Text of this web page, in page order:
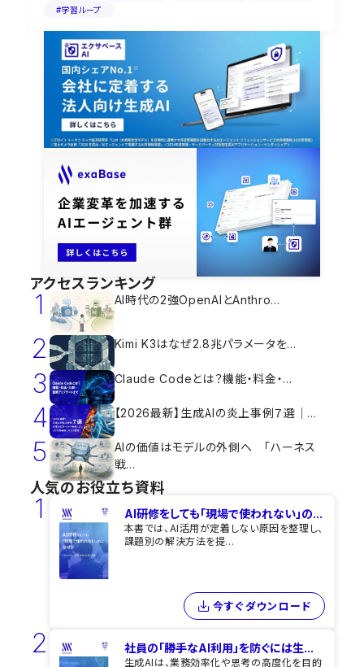
#学習ループ
アクセスランキング
1 AI時代の2強OpenAIとAnthro...
2 Kimi K3はなぜ2.8兆パラメータを...
3 Claude Codeとは？機能・料金・...
4 【2026最新】生成AIの炎上事例７選｜...
5
AIの価値はモデルの外側へ 「ハーネス
戦...
人気のお役立ち資料
1 AI研修をしても​「現場で使われない」の...
本書では、AI活用が定着しない原因を整理し、
課題別の解決方法を提...
今すぐダウンロード
2 社員の「勝手なAI利用」を​防ぐには​生...
生成AIは、業務効率化や思考の高度化を目的